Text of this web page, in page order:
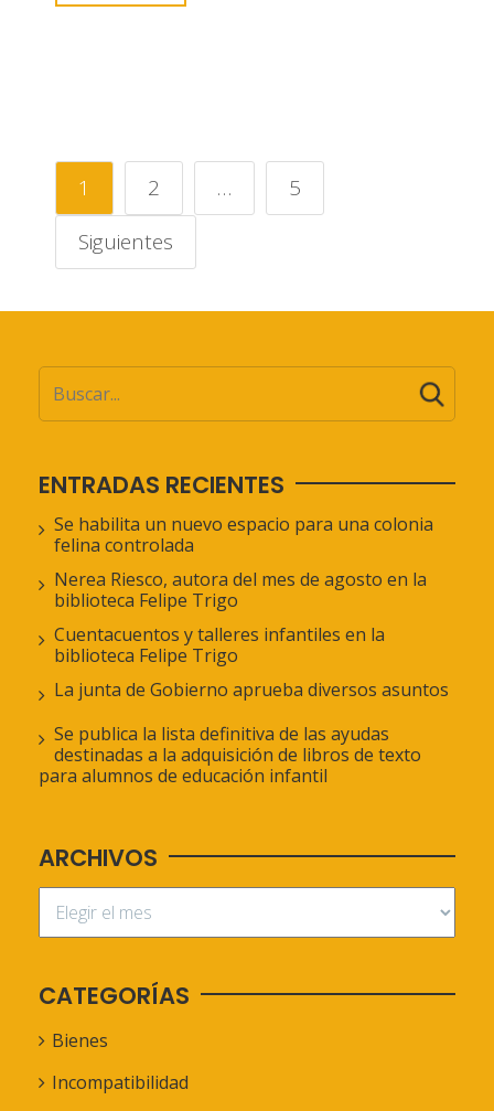
1 2 …
5
Siguientes
ENTRADAS RECIENTES
Se habilita un nuevo espacio para una colonia
felina controlada
Nerea Riesco, autora del mes de agosto en la
biblioteca Felipe Trigo
Cuentacuentos y talleres infantiles en la
biblioteca Felipe Trigo
La junta de Gobierno aprueba diversos asuntos
Se publica la lista definitiva de las ayudas
destinadas a la adquisición de libros de texto
para alumnos de educación infantil
ARCHIVOS
CATEGORÍAS
Bienes
Incompatibilidad